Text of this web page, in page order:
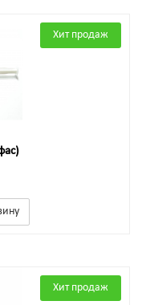
Хит продаж
Хит продаж